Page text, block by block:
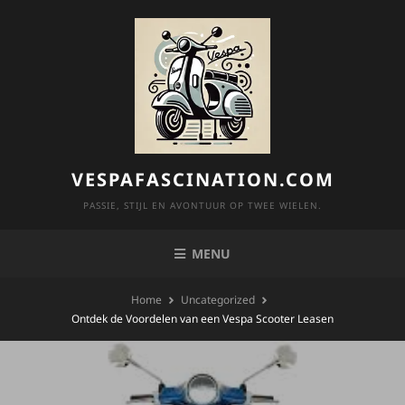
VESPAFASCINATION.COM
PASSIE, STIJL EN AVONTUUR OP TWEE WIELEN.
MENU
Home
Uncategorized
Ontdek de Voordelen van een Vespa Scooter Leasen